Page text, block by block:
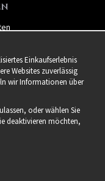
Einkaufserlebnis
Websites zuverlässig
wir Informationen über
oder wählen Sie
deaktivieren möchten,